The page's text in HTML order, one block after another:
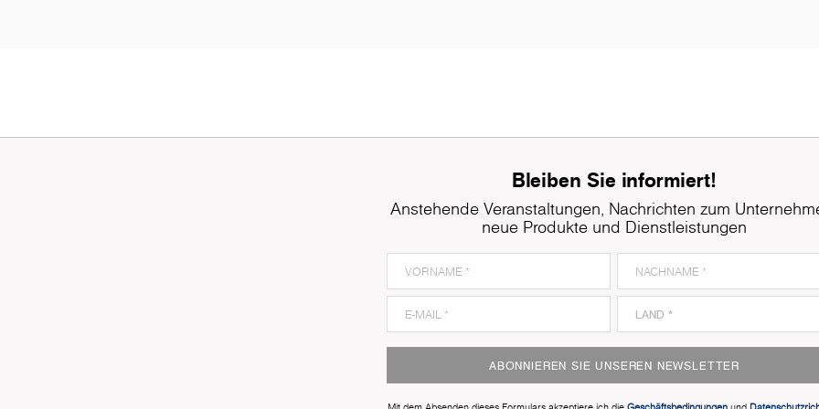
Bleiben Sie informiert!
Anstehende Veranstaltungen, Nachrichten zum
neue Produkte und Dienstleistungen
ABONNIEREN SIE UNSEREN NEWSLETTER